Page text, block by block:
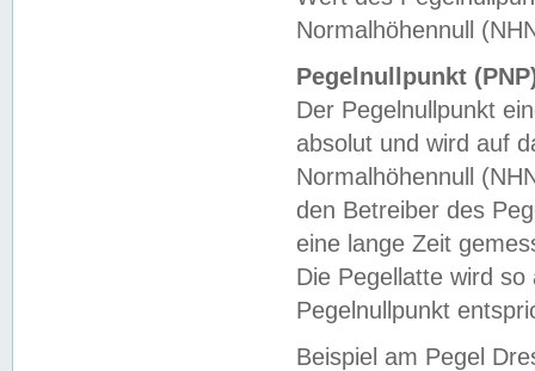
Normalhöhennull
Pegelnullpunkt
Der Pegelnullpunkt
absolut und wird auf
Normalhöhennull
den Betreiber des
eine lange Zeit
Die Pegellatte wird
Pegelnullpunkt
Beispiel am Pegel